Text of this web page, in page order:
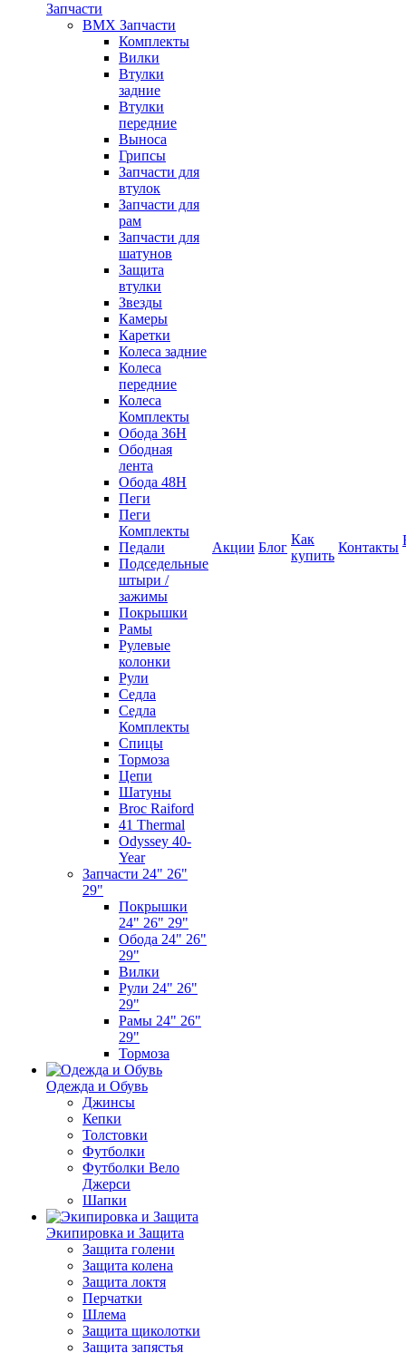
Запчасти
BMX Запчасти
Комплекты
Вилки
Втулки
задние
Втулки
передние
Выноса
Грипсы
Запчасти для
втулок
Запчасти для
рам
Запчасти для
шатунов
Защита
втулки
Звезды
Камеры
Каретки
Колеса задние
Колеса
передние
Колеса
Комплекты
Обода 36H
Ободная
лента
Обода 48H
Пеги
Пеги
Комплекты
Педали
Подседельные
штыри /
зажимы
Покрышки
Рамы
Рулевые
колонки
Рули
Седла
Седла
Комплекты
Спицы
Тормоза
Цепи
Шатуны
Broc Raiford
41 Thermal
Odyssey 40-
Year
Запчасти 24" 26"
29"
Покрышки
24" 26" 29"
Обода 24" 26"
29"
Вилки
Рули 24" 26"
29"
Рамы 24" 26"
29"
Тормоза
Одежда и Обувь
Джинсы
Кепки
Толстовки
Футболки
Футболки Вело
Джерси
Шапки
Экипировка и Защита
Защита голени
Защита колена
Защита локтя
Перчатки
Шлема
Защита щиколотки
Защита запястья
Акции Блог
Как
купить
Контакты